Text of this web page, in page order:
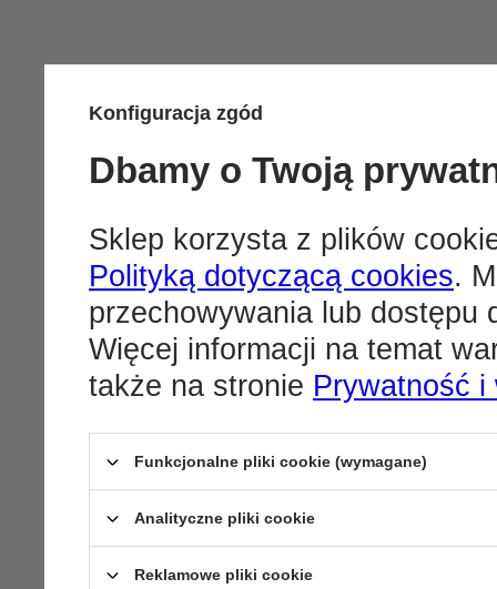
Konfiguracja zgód
Dbamy o Twoją
Sklep korzysta z plików
Polityką dotyczącą cookies.
przechowywania lub dostępu
Więcej informacji na temat
także na stronie Prywatność i
Funkcjonalne pliki cookie (wymagane)
Analityczne pliki cookie
Reklamowe pliki cookie